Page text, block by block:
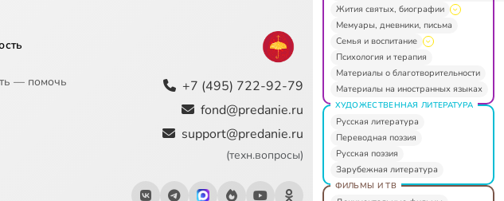
— помочь
+7 (495) 722-92-79
fond@predanie.ru
support@predanie.ru
(техн.вопросы)
Жития святых, биографии
Мемуары, дневники, письма
Семья и воспитание
Психология и терапия
Материалы о благотворительности
Материалы на иностранных языках
ХУДОЖЕСТВЕННАЯ ЛИТЕРАТУРА
Русская литература
Переводная поэзия
Русская поэзия
Зарубежная литература
ФИЛЬМЫ И ТВ